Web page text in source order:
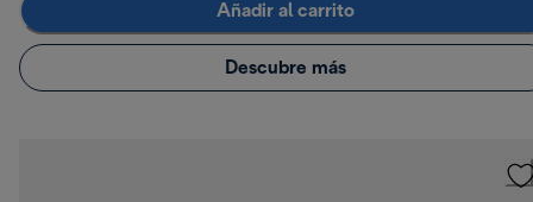
Añadir al carrito
Descubre más